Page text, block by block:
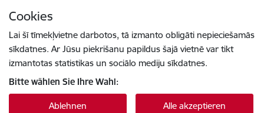
Cookies
Lai šī tīmekļvietne darbotos, tā izmanto obligāti nepieciešamās
sīkdatnes. Ar Jūsu piekrišanu papildus šajā vietnē var tikt
izmantotas statistikas un sociālo mediju sīkdatnes.
Bitte wählen Sie Ihre Wahl:
Ablehnen Alle akzeptieren